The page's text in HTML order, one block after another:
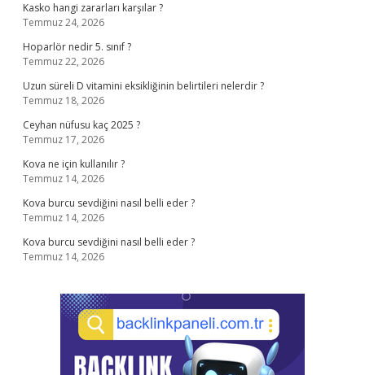
Kasko hangi zararları karşılar ?
Temmuz 24, 2026
Hoparlör nedir 5. sınıf ?
Temmuz 22, 2026
Uzun süreli D vitamini eksikliğinin belirtileri nelerdir ?
Temmuz 18, 2026
Ceyhan nüfusu kaç 2025 ?
Temmuz 17, 2026
Kova ne için kullanılır ?
Temmuz 14, 2026
Kova burcu sevdiğini nasıl belli eder ?
Temmuz 14, 2026
Kova burcu sevdiğini nasıl belli eder ?
Temmuz 14, 2026